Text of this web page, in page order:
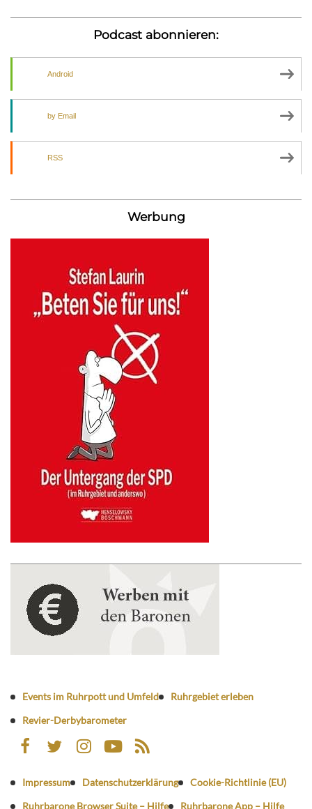
Podcast abonnieren:
Android
by Email
RSS
Werbung
Events im Ruhrpott und Umfeld
Ruhrgebiet erleben
Revier-Derbybarometer
Impressum Datenschutzerklärung
Cookie-Richtlinie (EU)
Ruhrbarone Browser Suite – Hilfe
Ruhrbarone App – Hilfe